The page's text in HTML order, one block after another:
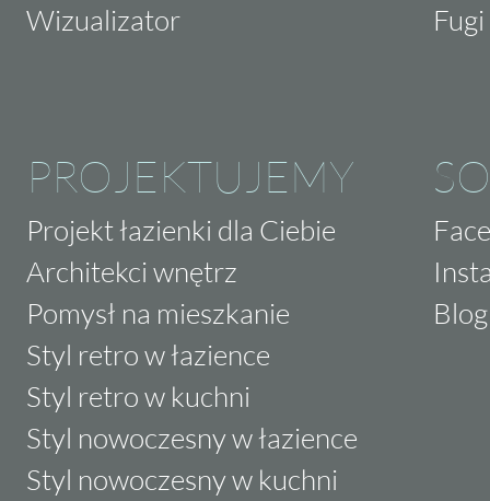
Wizualizator
PROJEKTUJEMY
Projekt łazienki dla Ciebie
Architekci wnętrz
Pomysł na mieszkanie
Styl retro w łazience
Styl retro w kuchni
Styl nowoczesny w łazience
Styl nowoczesny w kuchni
Blog